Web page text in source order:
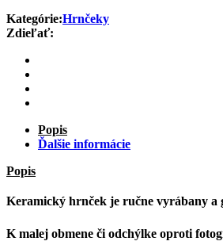
Kategórie:Hrnčeky
Zdieľať:
Popis
Ďalšie informácie
Popis
Keramický hrnček je ručne vyrábany a
K malej obmene či odchýlke oproti